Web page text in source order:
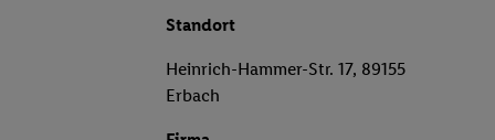
Standort
Heinrich-Hammer-Str. 17, 89155
Erbach